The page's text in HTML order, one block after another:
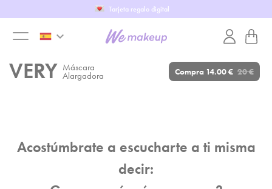
Completa el WeTest
keyboard_arrow_down
VERY Máscara
Alargadora Compra 14.00 € 20 €
Acostúmbrate a escucharte a ti misma
decir: